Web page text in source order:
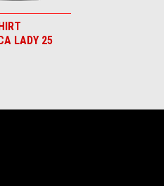
LADY 25